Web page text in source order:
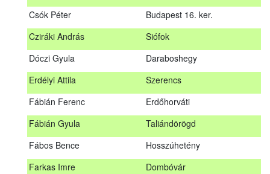
Csók Péter
Budapest 16. ker.
Cziráki András
Siófok
Dóczi Gyula
Daraboshegy
Erdélyi Attila
Szerencs
Fábián Ferenc
Erdőhorváti
Fábián Gyula
Taliándörögd
Fábos Bence
Hosszúhetény
Farkas Imre
Dombóvár
Barcs
Cseri Árpád
Cserményiné Váradi Melinda
Csók Péter
Budapest 16. ker.
Daraboshegy